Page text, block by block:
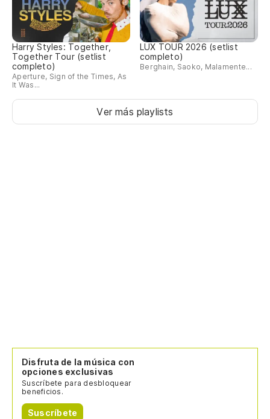
Harry Styles: Together,
Together Tour (setlist
completo)
Aperture, Sign of the Times, As
It Was...
LUX TOUR 2026 (setlist
completo)
Berghain, Saoko, Malamente...
Ver más playlists
Disfruta de la música con
opciones exclusivas
Suscríbete para desbloquear
beneficios.
Suscríbete